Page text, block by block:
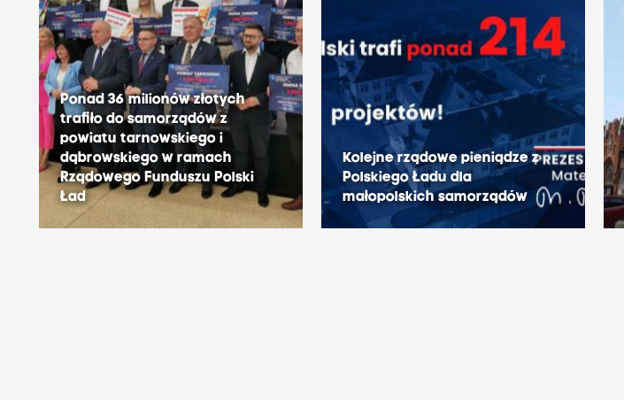
Ponad 36 milionów złotych
trafiło do samorządów z
powiatu tarnowskiego i
dąbrowskiego w ramach
Rządowego Funduszu Polski
Ład
Kolejne rządowe pieniądze z
Polskiego Ładu dla
małopolskich samorządów